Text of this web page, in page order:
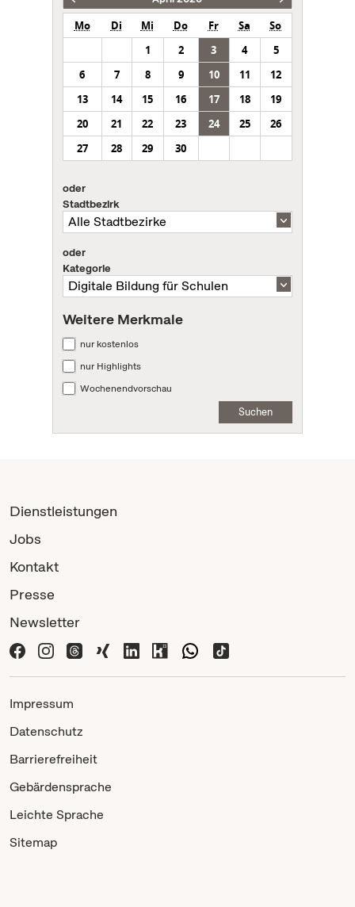
Mo Di Mi Do Fr Sa
So
1
2 3 4
5
6
7 8 9 10 11
12
13
14 15 16 17 18
19
20
21 22 23 24 25
26
27
28 29 30
oder
Stadtbezirk
oder
Kategorie
Weitere Merkmale
nur kostenlos
nur Highlights
Wochenendvorschau
Suchen
Dienstleistungen
Jobs
Kontakt
Presse
Newsletter
Impressum
Datenschutz
Barrierefreiheit
Gebärdensprache
Leichte Sprache
Sitemap